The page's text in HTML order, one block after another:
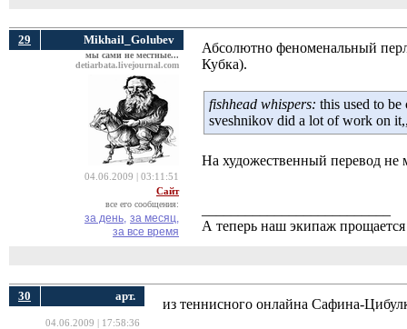
29 Mikhail_Golubev
мы сами не местные...
detiarbata.livejournal.com
04.06.2009 | 03:11:51
Сайт
все его сообщения:
за день, за месяц,
за все время
Абсолютно феноменальный
Кубка).
fishhead whispers: this used to
sveshnikov did a lot of work on
На художественный перевод не
А теперь наш экипаж
30 арт.
04.06.2009 | 17:58:36
из теннисного онлайна Сафина-